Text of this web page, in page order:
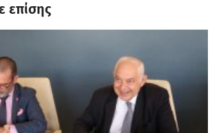
επίσης